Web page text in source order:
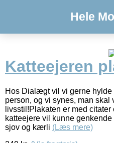
Hele
Katteejeren
Hos Dialægt vil vi gerne hylde
person, og vi synes, man
livsstil!Plakaten er med
katteejere vil kunne
sjov og kærli (Læs mere)